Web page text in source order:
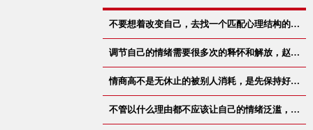
不要想着改变自己，去找一个匹配心理结构的…
调节自己的情绪需要很多次的释怀和解放，赵…
情商高不是无休止的被别人消耗，是先保持好…
不管以什么理由都不应该让自己的情绪泛滥，…